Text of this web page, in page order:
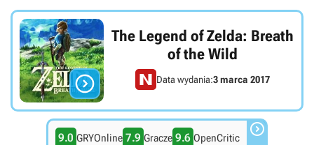

The Legend of Zelda: Breath
of the Wild
Data wydania:3 marca 2017
9.0 GRYOnline 7.9 Gracze 9.6 OpenCritic 